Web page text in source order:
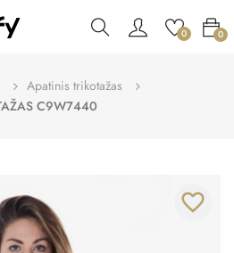
0 0
Apatinis trikotažas
C9W7440
favorite_border